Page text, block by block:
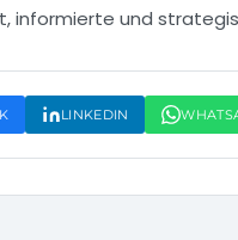
informierte und
LINKEDIN